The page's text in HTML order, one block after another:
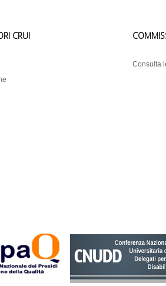
CRUI
Consulta